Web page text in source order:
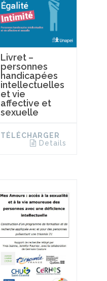
Livret –
personnes
handicapées
intellectuelles
et vie
affective et
sexuelle
TÉLÉCHARGER
Details